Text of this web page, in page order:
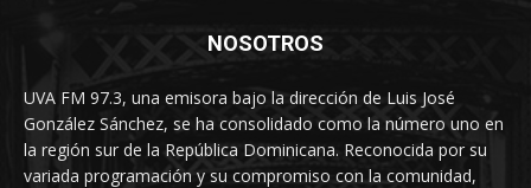
NOSOTROS
UVA FM 97.3, una emisora bajo la dirección de Luis José
González Sánchez, se ha consolidado como la número uno en
la región sur de la República Dominicana. Reconocida por su
variada programación y su compromiso con la comunidad,